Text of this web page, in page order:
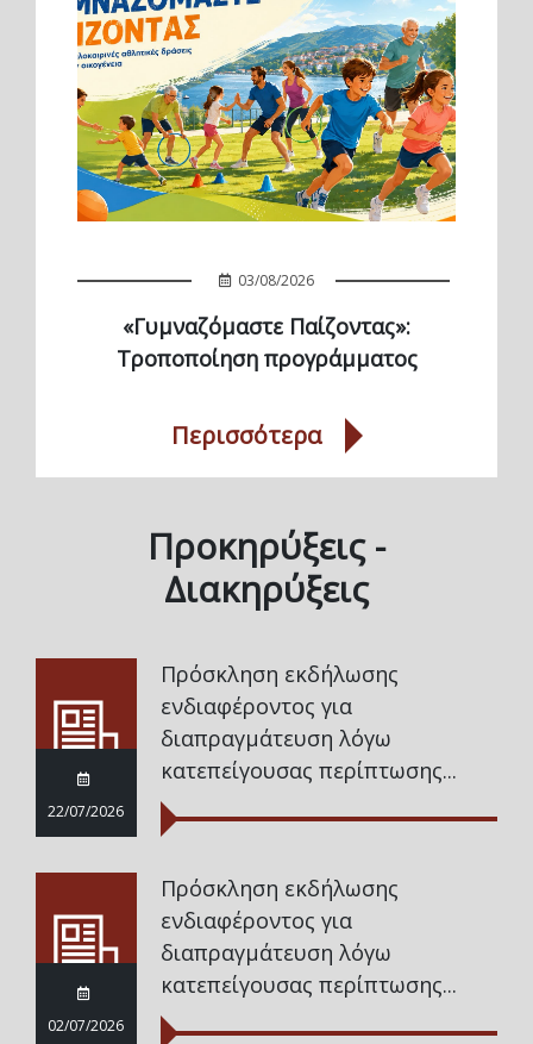
Προκηρύξεις -
Διακηρύξεις
22/07/2026
Πρόσκληση εκδήλωσης
ενδιαφέροντος για
διαπραγμάτευση λόγω
κατεπείγουσας περίπτωσης...
02/07/2026
Πρόσκληση εκδήλωσης
ενδιαφέροντος για
διαπραγμάτευση λόγω
κατεπείγουσας περίπτωσης...
03/08/2026
«Γυμναζόμαστε Παίζοντας»:
Τροποποίηση προγράμματος
Περισσότερα